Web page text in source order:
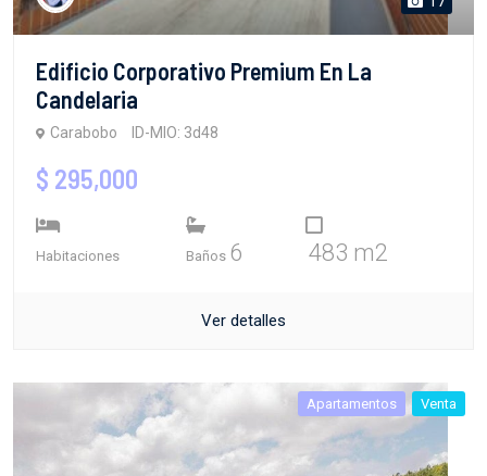
Edificio Corporativo Premium En La
Candelaria
Carabobo ID-MIO: 3d48
$ 295,000
Habitaciones Baños 6 483 m2
Ver detalles
Apartamentos Venta